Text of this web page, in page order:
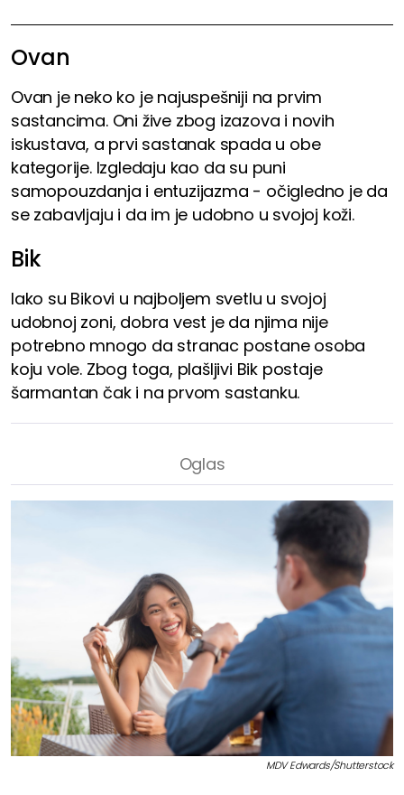
Ovan
Ovan je neko ko je najuspešniji na prvim
sastancima. Oni žive zbog izazova i novih
iskustava, a prvi sastanak spada u obe
kategorije. Izgledaju kao da su puni
samopouzdanja i entuzijazma - očigledno je da
se zabavljaju i da im je udobno u svojoj koži.
Bik
Iako su Bikovi u najboljem svetlu u svojoj
udobnoj zoni, dobra vest je da njima nije
potrebno mnogo da stranac postane osoba
koju vole. Zbog toga, plašljivi Bik postaje
šarmantan čak i na prvom sastanku.
MDV Edwards/Shutterstock